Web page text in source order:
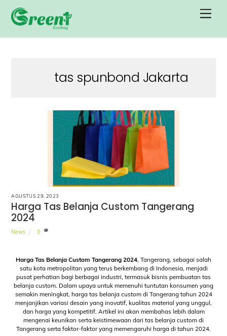
content
tas spunbond Jakarta
AGUSTUS 29, 2023
Harga Tas Belanja Custom Tangerang
2024
News 0
Harga Tas Belanja Custom Tangerang 2024, Tangerang, sebagai salah
satu kota metropolitan yang terus berkembang di Indonesia, menjadi
pusat perhatian bagi berbagai industri, termasuk bisnis pembuatan tas
belanja custom. Dalam upaya untuk memenuhi tuntutan konsumen yang
semakin meningkat, harga tas belanja custom di Tangerang tahun 2024
menjanjikan variasi desain yang inovatif, kualitas material yang unggul,
dan harga yang kompetitif. Artikel ini akan membahas lebih dalam
mengenai keunikan serta keistimewaan dari tas belanja custom di
Tangerang serta faktor-faktor yang memengaruhi harga di tahun 2024.